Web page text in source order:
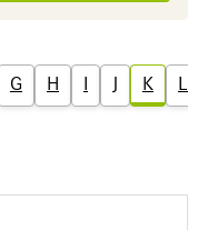
G H I J K L